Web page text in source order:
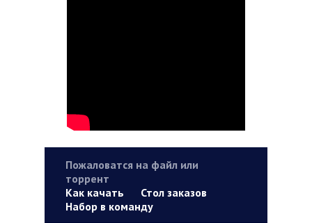
Пожаловатся на файл или
торрент
Как качать
Стол заказов
Набор в команду